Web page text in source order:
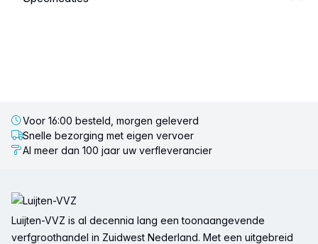
Voor 16:00 besteld, morgen geleverd
Snelle bezorging met eigen vervoer
Al meer dan 100 jaar uw verfleverancier
Luijten-VVZ is al decennia lang een toonaangevende
verfgroothandel in Zuidwest Nederland. Met een uitgebreid